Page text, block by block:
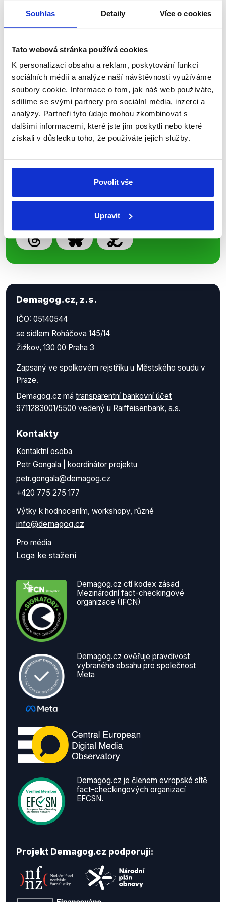
Souhlas Detaily Více o cookies
Tato webová stránka používá cookies
K personalizaci obsahu a reklam, poskytování funkcí
sociálních médií a analýze naší návštěvnosti využíváme
soubory cookie. Informace o tom, jak náš web používáte,
sdílíme se svými partnery pro sociální média, inzerci a
analýzy. Partneři tyto údaje mohou zkombinovat s
dalšími informacemi, které jste jim poskytli nebo které
získali v důsledku toho, že používáte jejich služby.
Povolit vše
Upravit
Začněte nás odebírat, a mějte tak
Newsletter WhatsApp
Sociální sítě
Nenechte si ujít nejnovější události
z Demagog.cz. Sdílením našich
Demagog.cz, z.s.
IČO: 05140544
se sídlem Roháčova 145/14
Žižkov, 130 00 Praha 3
Zapsaný ve spolkovém rejstříku u Městského soudu v
Praze.
Demagog.cz má transparentní bankovní účet
9711283001/5500 vedený u Raiffeisenbank, a.s.
Kontakty
Kontaktní osoba
Petr Gongala | koordinátor projektu
petr.gongala@demagog.cz
+420 775 275 177
Výtky k hodnocením, workshopy, různé
info@demagog.cz
Pro média
Loga ke stažení
Demagog.cz ctí kodex zásad
Mezinárodní fact-checkingové
organizace (IFCN)
Demagog.cz ověřuje pravdivost
vybraného obsahu pro společnost
Meta
Demagog.cz je členem evropské sítě
fact-checkingových organizací
EFCSN.
Projekt Demagog.cz podporují: